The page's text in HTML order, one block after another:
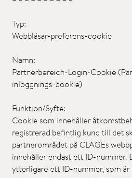
Typ:
Webbläsar-preferens-cookie
Namn:
Partnerbereich-Login-Cookie
inloggnings-cookie)
Funktion/Syfte:
Cookie som innehåller
registrerad befintlig kund till det
partnerområdet på CLAGEs
innehåller endast ett ID-nummer.
ytterligare ett ID-nummer, som är